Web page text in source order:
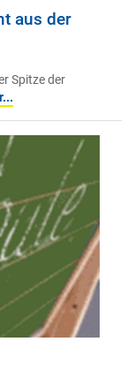
aus der
Spitze der